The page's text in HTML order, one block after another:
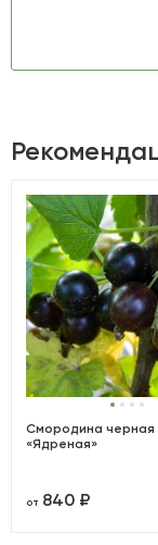
Смородина черная
«Ядреная»
от 840 ₽